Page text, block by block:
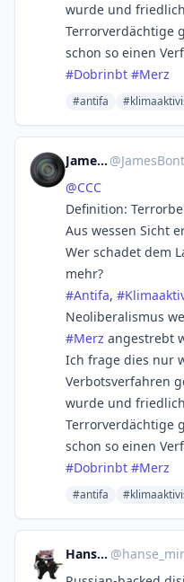
wurde und
Terrorverdächtige
schon so einen
#Dobrinbt #Merz
#antifa
JamesBont @
@CCC
Definition:
Aus wessen Sicht
Wer schadet dem
mehr?
#Antifa, #
Neoliberalismus
#Merz angestrebt
Ich frage dies nur
Verbotsverfahren
wurde und
Terrorverdächtige
schon so einen
#Dobrinbt #Merz
#antifa
Hanse Mina @